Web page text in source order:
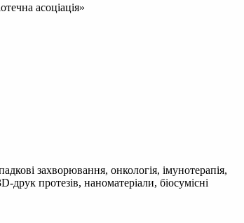
асоціація»
захворювання, онкологія, імунотерапія,
друк протезів, наноматеріали, біосумісні